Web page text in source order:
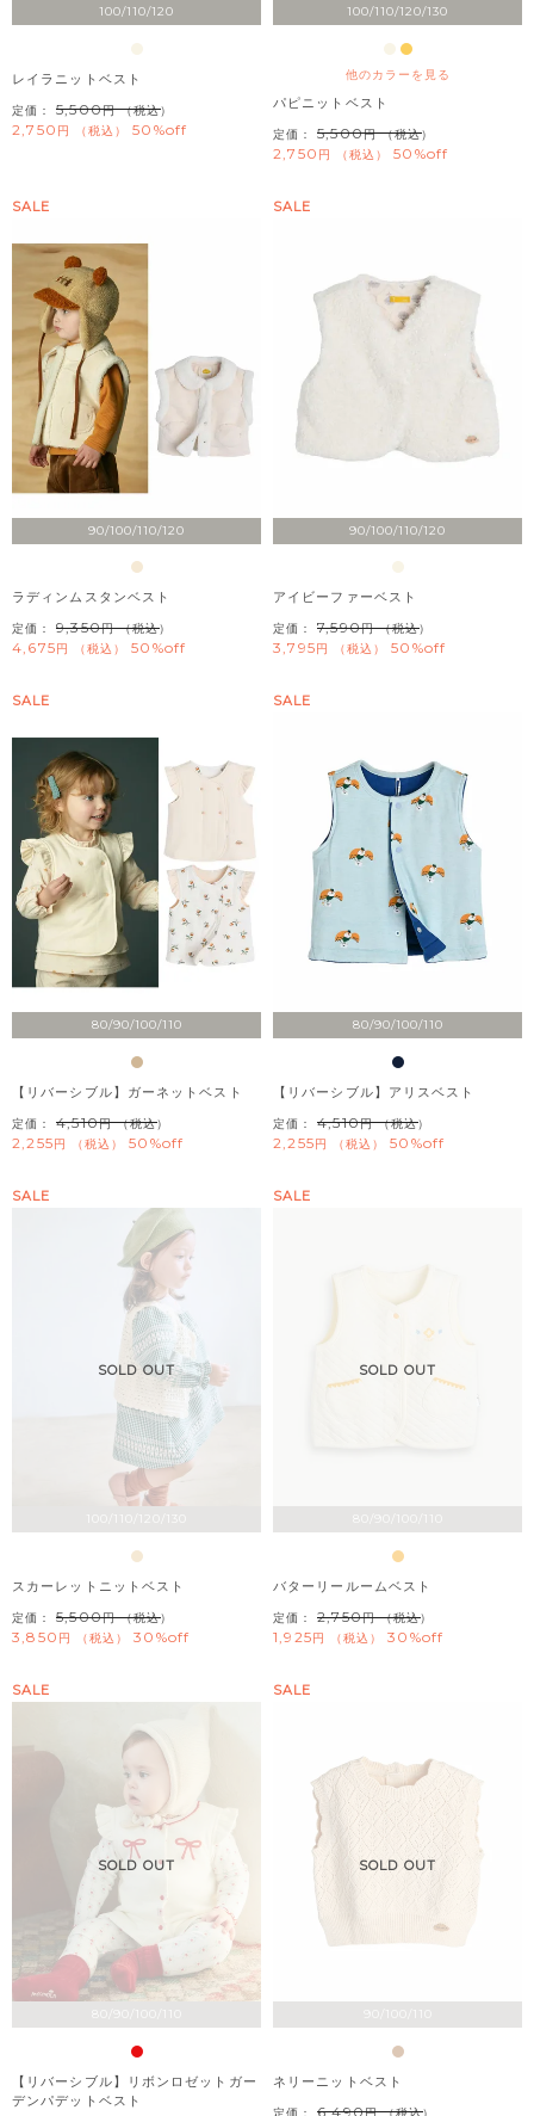
100/110/120
レイラニットベスト
定価： 5,500 （税込）
2,750 税込 50%off
100/110/120/130
他のカラーを見る
パピニットベスト
定価： 5,500 （税込）
2,750 税込 50%off
90/100/110/120
SALE
ラディンムスタンベスト
定価： 9,350 （税込）
4,675 税込 50%off
90/100/110/120
SALE
アイビーファーベスト
定価： 7,590 （税込）
3,795 税込 50%off
80/90/100/110
SALE
【リバーシブル】ガーネットベスト
定価： 4,510 （税込）
2,255 税込 50%off
80/90/100/110
SALE
【リバーシブル】アリスベスト
定価： 4,510 （税込）
2,255 税込 50%off
SOLD OUT
SALE
スカーレットニットベスト
定価： 5,500 （税込）
3,850 税込 30%off
80/90/100/110
SOLD OUT
SALE
バターリールームベスト
定価： 2,750 （税込）
1,925 税込 30%off
80/90/100/110
SOLD OUT
SALE
【リバーシブル】リボンロゼットガー
デンパデットベスト
SOLD OUT
SALE
ネリーニットベスト
定価： 6,490 （税込）